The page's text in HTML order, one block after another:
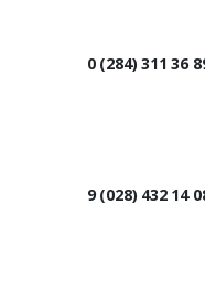
0 (284) 311 36
9 (028) 432 14